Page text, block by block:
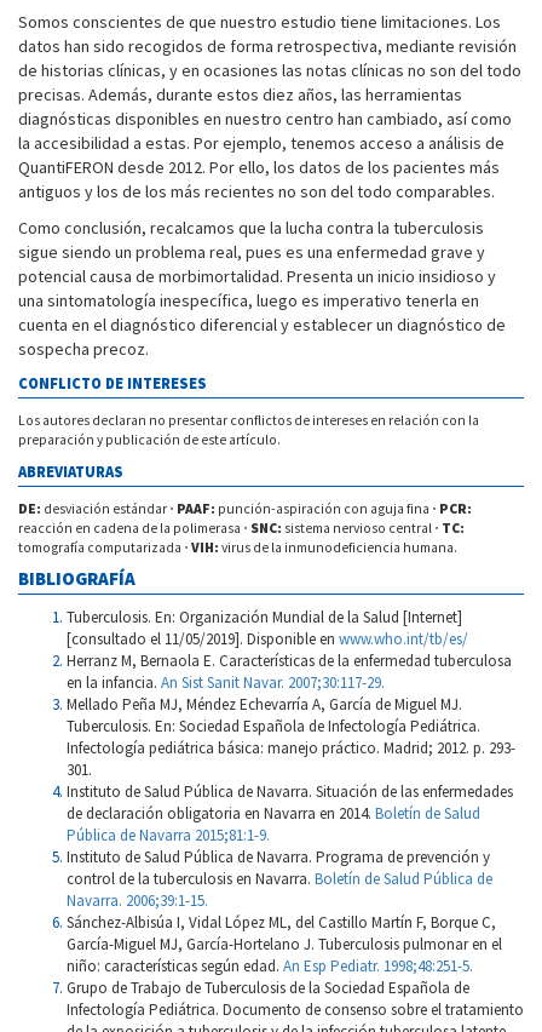
Somos conscientes de que nuestro estudio tiene limitaciones. Los
datos han sido recogidos de forma retrospectiva, mediante revisión
de historias clínicas, y en ocasiones las notas clínicas no son del todo
precisas. Además, durante estos diez años, las herramientas
diagnósticas disponibles en nuestro centro han cambiado, así como
la accesibilidad a estas. Por ejemplo, tenemos acceso a análisis de
QuantiFERON desde 2012. Por ello, los datos de los pacientes más
antiguos y los de los más recientes no son del todo comparables.
Como conclusión, recalcamos que la lucha contra la tuberculosis
sigue siendo un problema real, pues es una enfermedad grave y
potencial causa de morbimortalidad. Presenta un inicio insidioso y
una sintomatología inespecífica, luego es imperativo tenerla en
cuenta en el diagnóstico diferencial y establecer un diagnóstico de
sospecha precoz.
CONFLICTO DE INTERESES
Los autores declaran no presentar conflictos de intereses en relación con la
preparación y publicación de este artículo.
ABREVIATURAS
DE: desviación estándar · PAAF: punción-aspiración con aguja fina · PCR:
reacción en cadena de la polimerasa · SNC: sistema nervioso central · TC:
tomografía computarizada · VIH: virus de la inmunodeficiencia humana.
BIBLIOGRAFÍA
Tuberculosis. En: Organización Mundial de la Salud [Internet]
[consultado el 11/05/2019]. Disponible en www.who.int/tb/es/
Herranz M, Bernaola E. Características de la enfermedad tuberculosa
en la infancia. An Sist Sanit Navar. 2007;30:117-29.
Mellado Peña MJ, Méndez Echevarría A, García de Miguel MJ.
Tuberculosis. En: Sociedad Española de Infectología Pediátrica.
Infectología pediátrica básica: manejo práctico. Madrid; 2012. p. 293-
301.
Instituto de Salud Pública de Navarra. Situación de las enfermedades
de declaración obligatoria en Navarra en 2014. Boletín de Salud
Pública de Navarra 2015;81:1-9.
Instituto de Salud Pública de Navarra. Programa de prevención y
control de la tuberculosis en Navarra. Boletín de Salud Pública de
Navarra. 2006;39:1-15.
Sánchez-Albisúa I, Vidal López ML, del Castillo Martín F, Borque C,
García-Miguel MJ, García-Hortelano J. Tuberculosis pulmonar en el
niño: características según edad. An Esp Pediatr. 1998;48:251-5.
Grupo de Trabajo de Tuberculosis de la Sociedad Española de
Infectología Pediátrica. Documento de consenso sobre el tratamiento